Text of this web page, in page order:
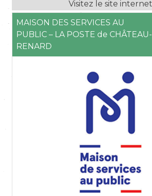
MAISON DES SERVICES AU
PUBLIC – LA POSTE de CHÂTEAU-
RENARD